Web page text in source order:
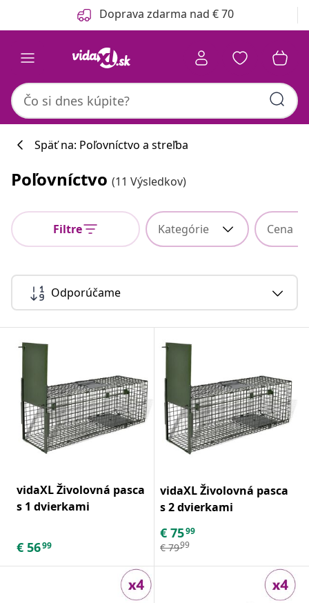
Predchádzajúce Doprava zdarma nad € 70
Späť na: Poľovníctvo a streľba
Poľovníctvo (11 Výsledkov)
Filtre Kategórie Cena
Odporúčame
vidaXL Živolovná pasca
s 1 dvierkami
€ 5699
vidaXL Živolovná pasca
s 2 dvierkami
€ 7599
€ 7999